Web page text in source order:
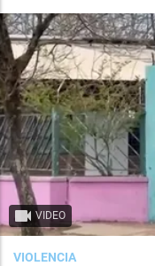
VIDEO
VIOLENCIA